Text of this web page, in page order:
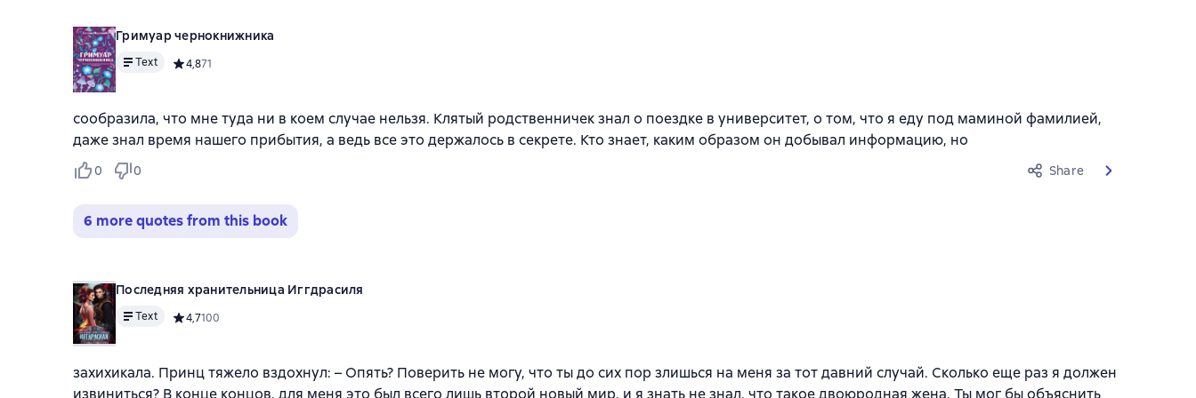
Гримуар чернокнижника
Text Средний рейтинг 4,8 на основе 71 оценок
4,871
сообразила, что мне туда ни в коем случае нельзя. Клятый родственничек знал о поездке в университет, о том, что я еду под маминой фамилией,
даже знал время нашего прибытия, а ведь все это держалось в секрете. Кто знает, каким образом он добывал информацию, но
0 0 Share
6 more quotes from this book
Последняя хранительница Иггдрасиля
Text Средний рейтинг 4,7 на основе 100 оценок
4,7100
захихикала. Принц тяжело вздохнул: – Опять? Поверить не могу, что ты до сих пор злишься на меня за тот давний случай. Сколько еще раз я должен
извиниться? В конце концов, для меня это был всего лишь второй новый мир, и я знать не знал, что такое двоюродная жена. Ты мог бы объяснить